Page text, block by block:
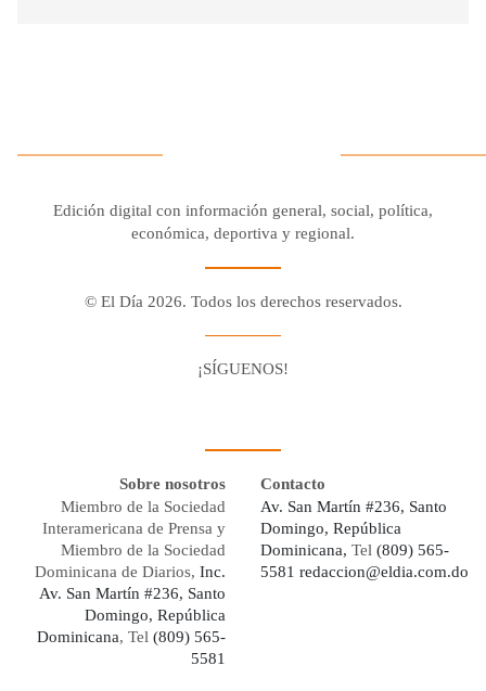
Edición digital con información general, social, política,
económica, deportiva y regional.
© El Día 2026. Todos los derechos reservados.
¡SÍGUENOS!
Sobre nosotros
Miembro de la Sociedad
Interamericana de Prensa y
Miembro de la Sociedad
Dominicana de Diarios, Inc.
Av. San Martín #236, Santo
Domingo, República
Dominicana, Tel (809) 565-
5581
Contacto
Av. San Martín #236, Santo
Domingo, República
Dominicana, Tel (809) 565-
5581 redaccion@eldia.com.do